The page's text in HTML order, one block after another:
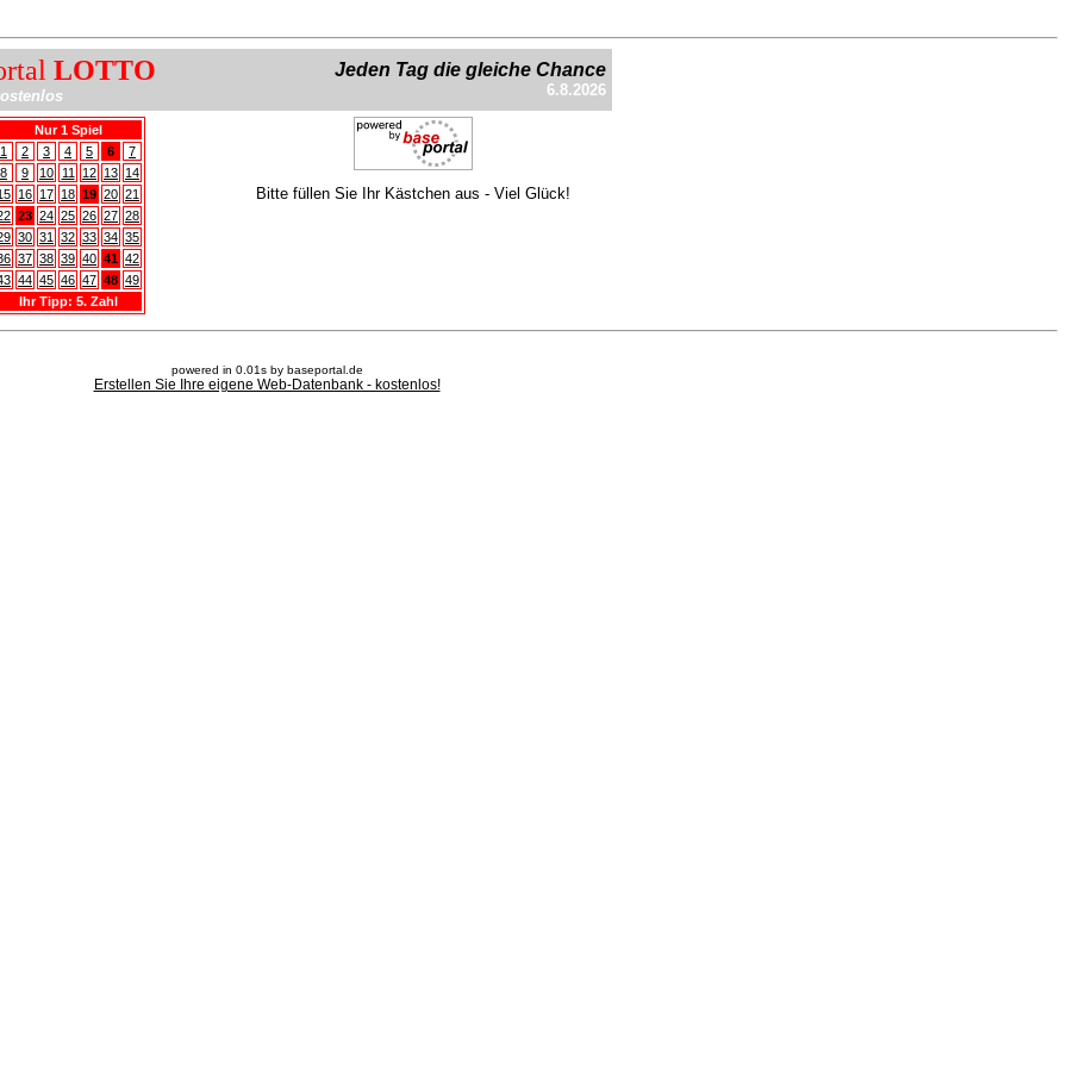
LOTTO Jeden Tag die gleiche Chance
6.8.2026
Nur 1 Spiel
1
2 3 4 5 6
7
8
9 10 11 12 13 14
16 17 18 19 20 21
23 24 25 26 27 28
30 31 32 33 34 35
37 38 39 40 41 42
44 45 46 47 48 49
Ihr Tipp: 5. Zahl
Bitte füllen Sie Ihr Kästchen aus - Viel Glück!
powered in 0.01s by baseportal.de
Erstellen Sie Ihre eigene Web-Datenbank - kostenlos!